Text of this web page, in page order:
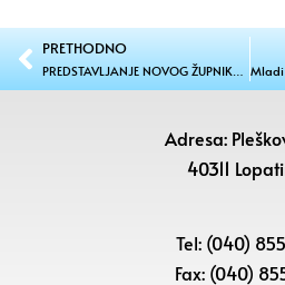
PRETHODNO
Adresa:
40311
Tel: (040)
Fax: (040)